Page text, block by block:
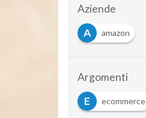
Aziende
A
amazon
Argomenti
E ecommerce